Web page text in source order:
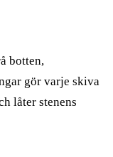
botten,
gör varje skiva
låter stenens